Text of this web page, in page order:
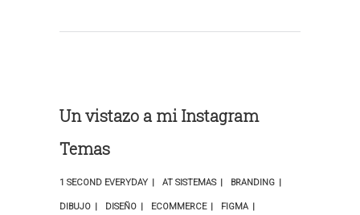
Un vistazo a mi Instagram
Temas
1 SECOND EVERYDAY AT SISTEMAS BRANDING
DIBUJO DISEÑO ECOMMERCE FIGMA